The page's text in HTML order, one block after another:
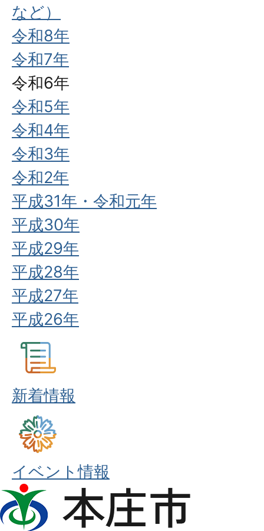
など）
令和8年
令和7年
令和6年
令和5年
令和4年
令和3年
令和2年
平成31年・令和元年
平成30年
平成29年
平成28年
平成27年
平成26年
新着情報
イベント情報
本
庄